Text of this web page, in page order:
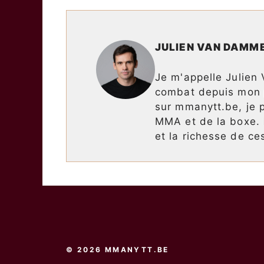
JULIEN VAN
Je m'appelle Julien
combat depuis
sur mmanytt.be, je
MMA et de la
et la richesse de
© 2026 MMANYTT.BE